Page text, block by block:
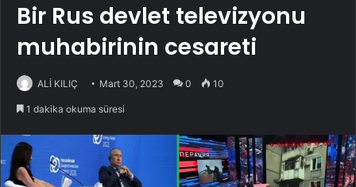
Bir Rus devlet televizyonu
muhabirinin cesareti
ALİ KILIÇ Mart 30, 2023 0 10
1 dakika okuma süresi